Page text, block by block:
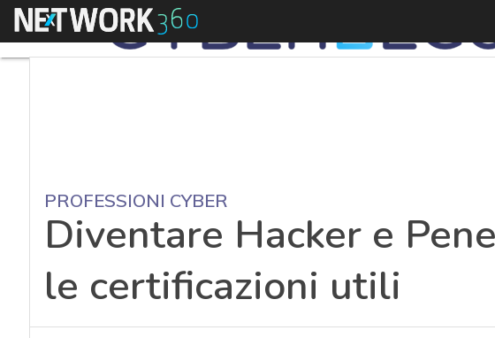
Menu
PROFESSIONI CYBER
Diventare Hacker e
le certificazioni utili